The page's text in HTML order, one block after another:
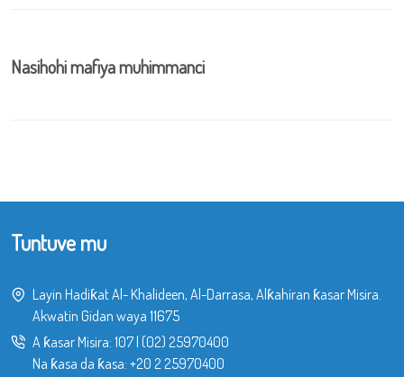
Nasihohi mafiya muhimmanci
Tuntuve mu
Layin Hadiƙat Al- Khalideen, Al-Darrasa, Alƙahiran ƙasar Misira.
Akwatin Gidan waya 11675
A ƙasar Misira: 107| (02) 25970400
Na ƙasa da ƙasa: +20 2 25970400